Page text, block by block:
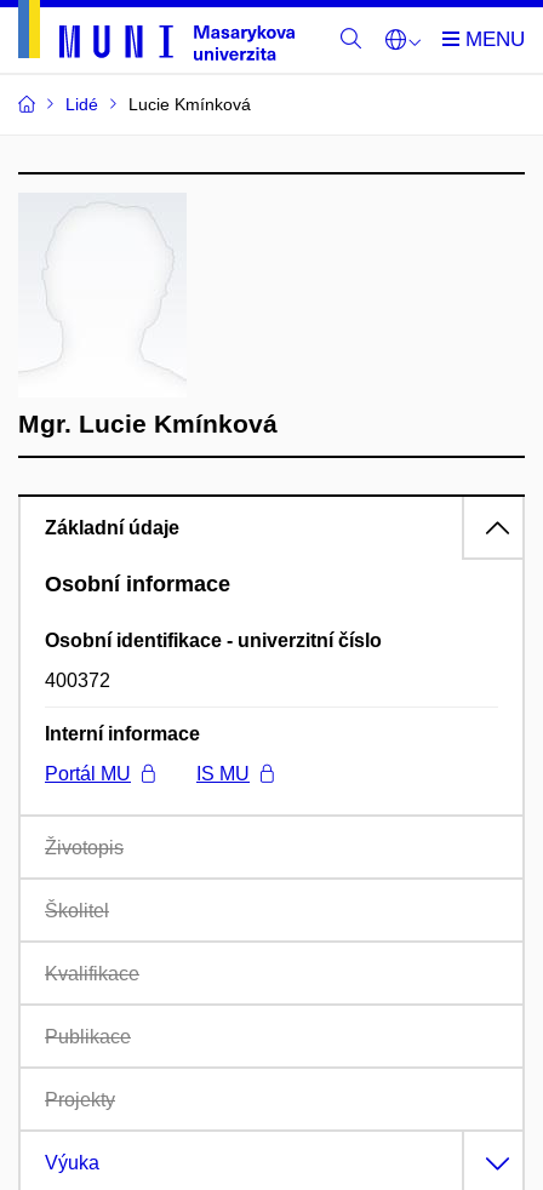
Lidé Lucie Kmínková
Mgr. Lucie Kmínková
Základní údaje
Osobní informace
Osobní identifikace - univerzitní číslo
400372
Interní informace
Portál MU
IS MU
Životopis
Školitel
Kvalifikace
Publikace
Projekty
Výuka